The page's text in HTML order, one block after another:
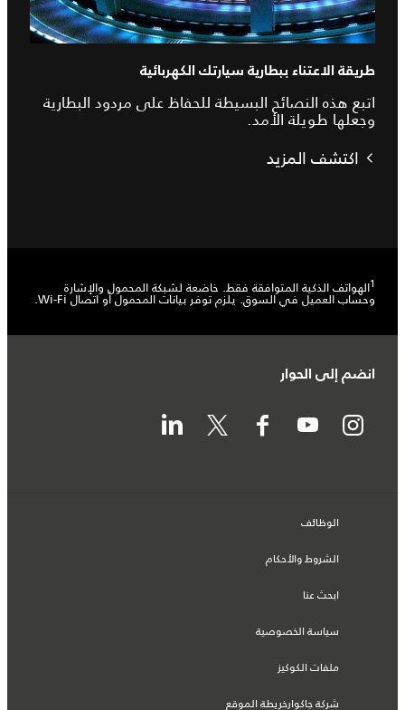
طريقة الاعتناء ببطارية سيارتك الكهربائية
اتبع هذه النصائح البسيطة للحفاظ على مردود البطارية
وجعلها طويلة الأمد.
اكتشف المزيد
1الهواتف الذكية المتوافقة فقط. خاضعة لشبكة المحمول والإشارة
وحساب العميل في السوق. يلزم توفر بيانات المحمول أو اتصال Wi-Fi.
انضم إلى الحوار
الوظائف
الشروط والأحكام
ابحث عنا
سياسة الخصوصية
ملفات الكوكيز
شركة جاكوارخريطة الموقع